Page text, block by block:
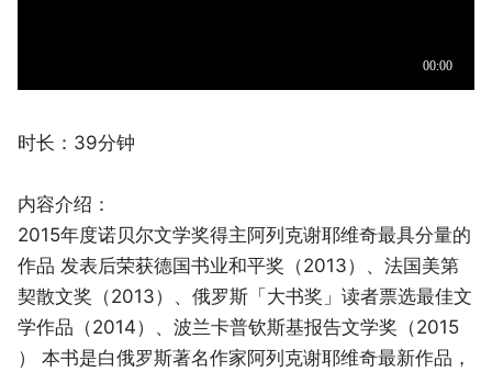
时长：39分钟
内容介绍：
2015年度诺贝尔文学奖得主阿列克谢耶维奇最具分量的
作品 发表后荣获德国书业和平奖（2013）、法国美第
契散文奖（2013）、俄罗斯「大书奖」读者票选最佳文
学作品（2014）、波兰卡普钦斯基报告文学奖（2015
） 本书是白俄罗斯著名作家阿列克谢耶维奇最新作品，